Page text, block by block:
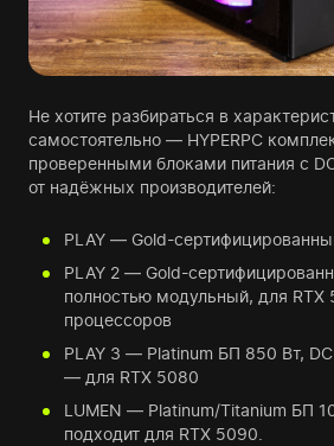
Не хотите разбираться в
самостоятельно — HYPERPC
проверенными блоками питания с
от надёжных производителей:
PLAY — Gold-
PLAY 2 — Gold-
полностью модульный, для
процессоров
PLAY 3 — Platinum БП 850 Вт,
— для RTX 5080
LUMEN — Platinum/Titanium БП
подходит для RTX 5090.